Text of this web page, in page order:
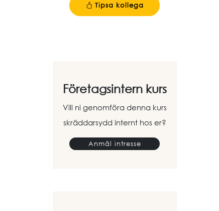
Tipsa kollega
Företagsintern kurs
Vill ni genomföra denna kurs
skräddarsydd internt hos er?
Anmäl intresse